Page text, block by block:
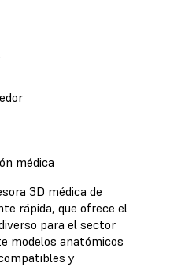
médica
3D médica de
rápida, que ofrece el
para el sector
modelos anatómicos
y